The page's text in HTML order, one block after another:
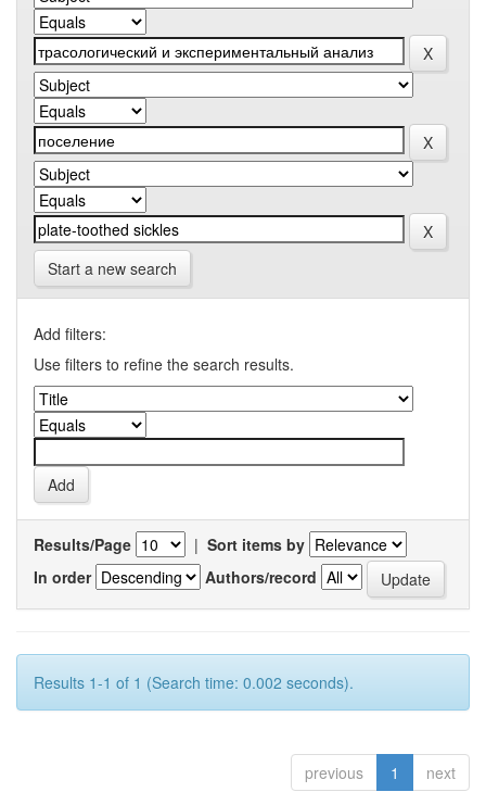
Start a new search
Add filters:
Use filters to refine the search results.
Results/Page | Sort items by
In order
Authors/record
Results 1-1 of 1 (Search time: 0.002 seconds).
previous 1 next